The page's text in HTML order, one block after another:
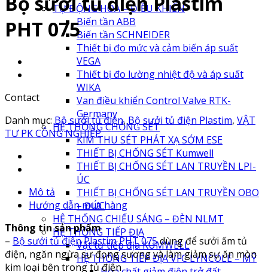
TỰ ĐỘNG HÓA – ĐIỀU KHIỂN
Biến tần ABB
Biến tần SCHNEIDER
Thiết bị đo mức và cảm biến áp suất
VEGA
Thiết bị đo lường nhiệt độ và áp suất
WIKA
Van điều khiển Control Valve RTK-
Germany
HỆ THỐNG CHỐNG SÉT
KIM THU SÉT PHÁT XẠ SỚM ESE
THIẾT BỊ CHỐNG SÉT Kumwell
THIẾT BỊ CHỐNG SÉT LAN TRUYỀN LPI-
ÚC
THIẾT BỊ CHỐNG SÉT LAN TRUYỀN OBO
– ĐỨC
HỆ THỐNG CHIẾU SÁNG – ĐÈN NLMT
HỆ THỐNG TIẾP ĐỊA
Vật tư tiếp địa KUMWELL
HỆ THỐNG TIẾP ĐỊA VFC LYNCOLE – MỸ
PHT 075
Contact
Danh mục:Bộ sưởi tủ điện,Bộ sưởi tủ điện Plastim, VẬT
TƯ PK CÔNG NGHIỆP
Mô tả
Hướng dẫn mua hàng
Thông tin sản phẩm
– Bộ sưởi tủ điện Plastim PHT 075dùng để sưởi ấm tủ
điện, ngăn ngừa sự đọng sương và làm giảm sự ăn mòn
kim loại bên trong tủ điện